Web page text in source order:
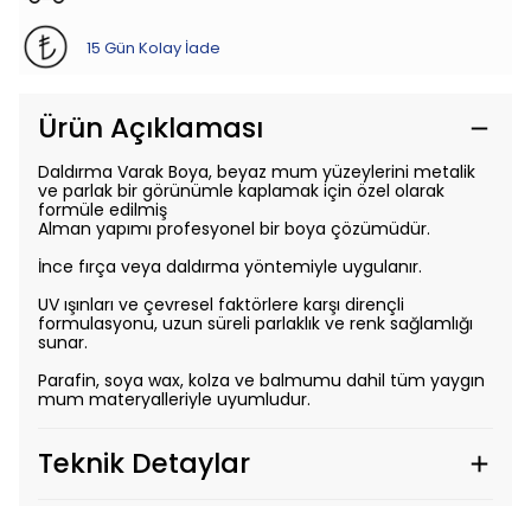
15 Gün Kolay İade
Ürün Açıklaması
Daldırma Varak Boya, beyaz mum yüzeylerini metalik
ve parlak bir görünümle kaplamak için özel olarak
formüle edilmiş
Alman yapımı profesyonel bir boya çözümüdür.
İnce fırça veya daldırma yöntemiyle uygulanır.
UV ışınları ve çevresel faktörlere karşı dirençli
formulasyonu, uzun süreli parlaklık ve renk sağlamlığı
sunar.
Parafin, soya wax, kolza ve balmumu dahil tüm yaygın
mum materyalleriyle uyumludur.
Teknik Detaylar